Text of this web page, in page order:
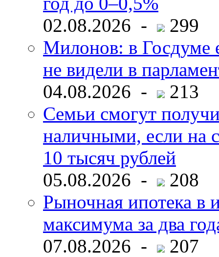
02.08.2026 -
299
Милонов: в Госдуме
не видели в
04.08.2026 -
213
Семьи смогут
наличными, если на
10 тысяч рублей
05.08.2026 -
208
Рыночная ипотека в
максимума за два
07.08.2026 -
207